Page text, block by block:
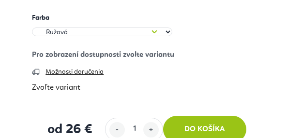
Farba
Možnosti doručenia
Zvoľte variant
od 26 € DO KOŠÍKA